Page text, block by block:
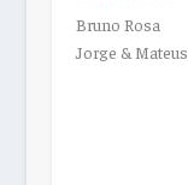
Bruno Rosa
Jorge & Mateus